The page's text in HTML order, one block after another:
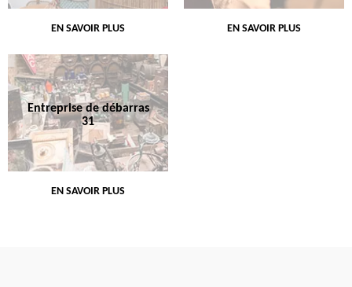
EN SAVOIR PLUS EN SAVOIR PLUS
Entreprise de débarras
31
EN SAVOIR PLUS